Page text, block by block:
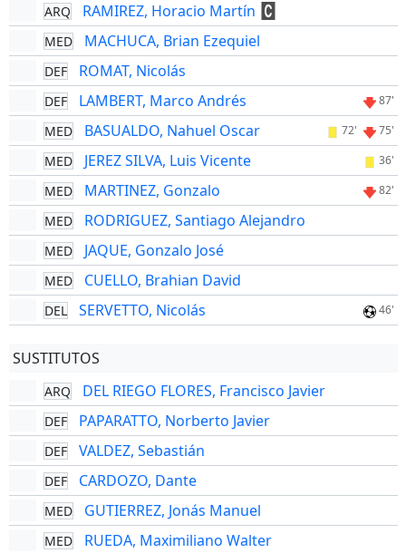
ARQ RAMIREZ, Horacio Martín
MED MACHUCA, Brian Ezequiel
DEF ROMAT, Nicolás
DEF LAMBERT, Marco Andrés 87'
MED BASUALDO, Nahuel Oscar 72' 75'
MED JEREZ SILVA, Luis Vicente 36'
MED MARTINEZ, Gonzalo 82'
MED RODRIGUEZ, Santiago Alejandro
MED JAQUE, Gonzalo José
MED CUELLO, Brahian David
DEL SERVETTO, Nicolás 46'
SUSTITUTOS
ARQ DEL RIEGO FLORES, Francisco Javier
DEF PAPARATTO, Norberto Javier
DEF VALDEZ, Sebastián
DEF CARDOZO, Dante
MED GUTIERREZ, Jonás Manuel
MED RUEDA, Maximiliano Walter